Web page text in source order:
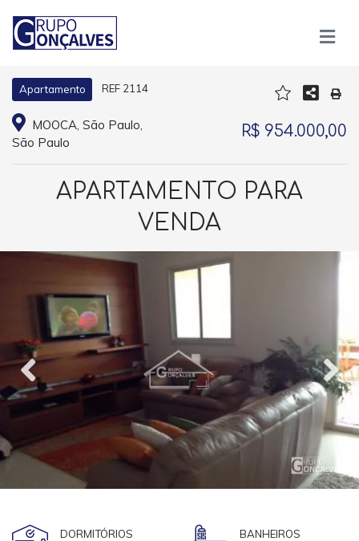
Apartamento REF 2114
MOOCA, São Paulo,
São Paulo
R$ 954.000,00
APARTAMENTO PARA
VENDA
DORMITÓRIOS BANHEIROS